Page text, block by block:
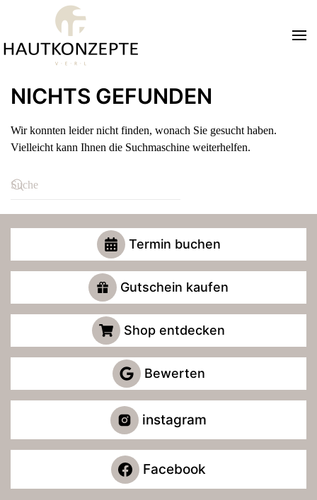
Zum Hauptinhalt springen
NICHTS GEFUNDEN
Wir konnten leider nicht finden, wonach Sie gesucht haben.
Vielleicht kann Ihnen die Suchmaschine weiterhelfen.
Termin buchen
Gutschein kaufen
Shop entdecken
Bewerten
instagram
Facebook